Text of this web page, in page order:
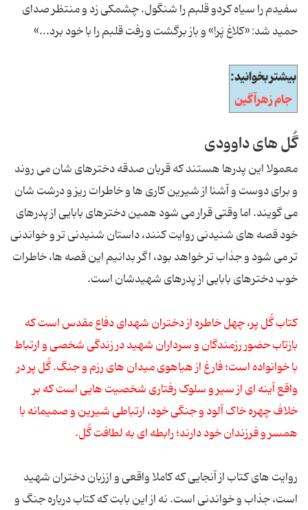
سفیدم را سیاه کردو قلبم را شنگول. چشمکی زد و منتظر صدای
حمید شد: «کلاغ پَر!» و باز برگشت و رفت قلبم را با خود برد...»
بیشتر بخوانید:
جام زهرآگین
گُل های داوودی
معمولا این پدرها هستند که قربان صدقه دخترهای شان می روند
و برای دوست و آشنا از شیرین کاری ها و خاطرات ریز و درشت شان
می گویند. اما وقتی قرار می شود همین دخترهای بابایی از پدرهای
خود قصه های شنیدنی روایت کنند، داستان شنیدنی تر و خواندنی
تر می شود و جذاب تر خواهد بود، اگر بدانیم این قصه ها، خاطرات
خوب دخترهای بابایی از پدرهای شهیدشان است.
کتاب گُل پر، چهل خاطره از دختران شهدای دفاع مقدس است که
بازتاب حضور رزمندگان و سرداران شهید در زندگی شخصی و ارتباط
با خوانواده است؛ فارغ از هیاهوی میدان های رزم و جنگ. گُل پر در
واقع آینه ای از سیر و سلوک رفتاری شخصیت هایی است که بر
خلاف چهره خاک آلود و جنگی خود، ارتباطی شیرین و صمیمانه با
همسر و فرزندان خود دارند؛ رابطه ای به لطافت گُل.
روایت های کتاب از آنجایی که کاملا واقعی و اززبان دختران شهید
است، جذاب و خواندنی است. نه از این بابت که کتاب درباره جنگ و